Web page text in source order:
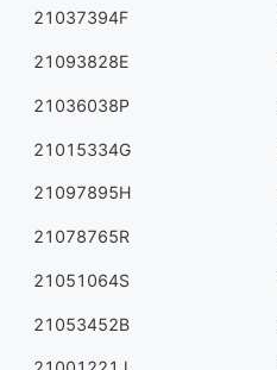
21037394F
21093828E
21036038P
21015334G
21097895H
21078765R
21051064S
21053452B